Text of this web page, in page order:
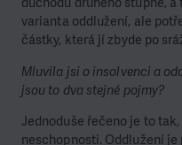
varianta oddlužení, ale
částky, která jí zbyde po
Mluvila jsi o insolvenci a
jsou to dva stejné pojmy?
Jednoduše řečeno je to
neschopnosti. Oddlužení